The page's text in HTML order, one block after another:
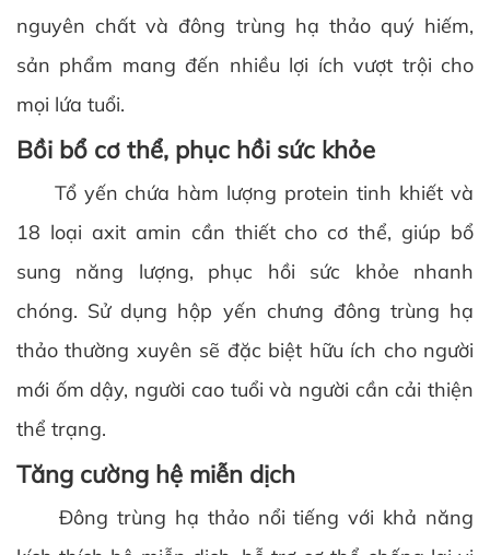
nguyên chất và đông trùng hạ thảo quý hiếm,
sản phẩm mang đến nhiều lợi ích vượt trội cho
mọi lứa tuổi.
Bồi bổ cơ thể, phục hồi sức khỏe
Tổ yến chứa hàm lượng protein tinh khiết và
18 loại axit amin cần thiết cho cơ thể, giúp bổ
sung năng lượng, phục hồi sức khỏe nhanh
chóng. Sử dụng hộp yến chưng đông trùng hạ
thảo thường xuyên sẽ đặc biệt hữu ích cho người
mới ốm dậy, người cao tuổi và người cần cải thiện
thể trạng.
Tăng cường hệ miễn dịch
Đông trùng hạ thảo nổi tiếng với khả năng